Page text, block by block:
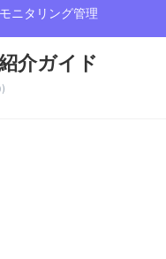
モニタリング管理
介ガイド
)